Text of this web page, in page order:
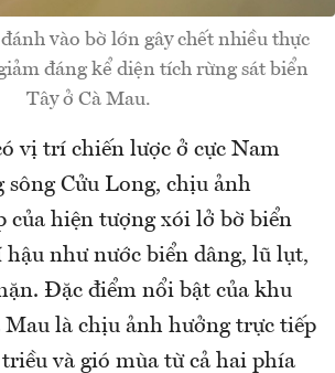
vào bờ lớn gây chết nhiều thực
đáng kể diện tích rừng sát biển
Tây ở Cà Mau.
vị trí chiến lược ở cực Nam
sông Cửu Long, chịu ảnh
của hiện tượng xói lở bờ biển
như nước biển dâng, lũ lụt,
Đặc điểm nổi bật của khu
Mau là chịu ảnh hưởng trực tiếp
và gió mùa từ cả hai phía